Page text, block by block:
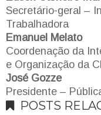
Secretário-geral –
Trabalhadora
Emanuel Melato
Coordenação da
e Organização da
José Gozze
Presidente –
POSTS